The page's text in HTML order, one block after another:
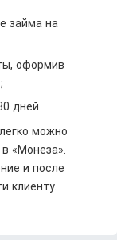
займа на
оформив
дней
можно
«Монеза».
и после
клиенту.